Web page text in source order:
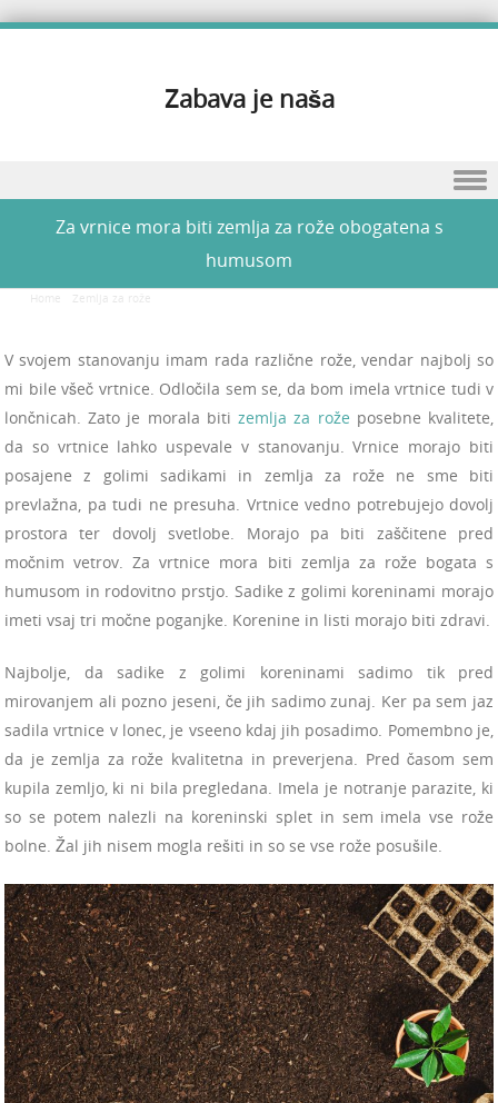
Zabava je naša
Za vrnice mora biti zemlja za rože obogatena s
humusom
Home Zemlja za rože
V svojem stanovanju imam rada različne rože, vendar najbolj so
mi bile všeč vrtnice. Odločila sem se, da bom imela vrtnice tudi v
lončnicah. Zato je morala bitizemlja za rože posebne kvalitete,
da so vrtnice lahko uspevale v stanovanju. Vrnice morajo biti
posajene z golimi sadikami in zemlja za rože ne sme biti
prevlažna, pa tudi ne presuha. Vrtnice vedno potrebujejo dovolj
prostora ter dovolj svetlobe. Morajo pa biti zaščitene pred
močnim vetrov. Za vrtnice mora biti zemlja za rože bogata s
humusom in rodovitno prstjo. Sadike z golimi koreninami morajo
imeti vsaj tri močne poganjke. Korenine in listi morajo biti zdravi.
Najbolje, da sadike z golimi koreninami sadimo tik pred
mirovanjem ali pozno jeseni, če jih sadimo zunaj. Ker pa sem jaz
sadila vrtnice v lonec, je vseeno kdaj jih posadimo. Pomembno je,
da je zemlja za rože kvalitetna in preverjena. Pred časom sem
kupila zemljo, ki ni bila pregledana. Imela je notranje parazite, ki
so se potem nalezli na koreninski splet in sem imela vse rože
bolne. Žal jih nisem mogla rešiti in so se vse rože posušile.